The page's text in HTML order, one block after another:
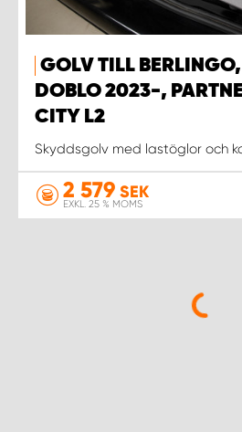
GOLV TILL
DOBLO 2023-,
CITY L2
Skyddsgolv med lastöglor och
2 579 SEK
EXKL. 25 % MOMS